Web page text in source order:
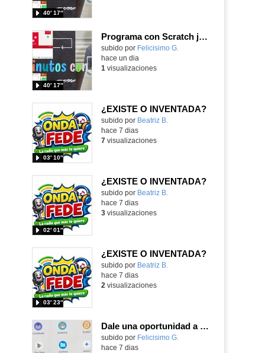
40′ 17″
Programa con Scratch juegos con los partidos del mundial 2026 ganados por España
Contenido educativo.
subido por Felicisimo G.
40′ 17″
hace un dia
1 visualizaciones
¿EXISTE O INVENTADA?
Contenido educativo.
subido por Beatriz B.
03′ 10″
hace 7 dias
7visualizaciones
¿EXISTE O INVENTADA?
Contenido educativo.
subido por Beatriz B.
02′ 01″
hace 7 dias
3visualizaciones
¿EXISTE O INVENTADA?
Contenido educativo.
subido por Beatriz B.
03′ 23″
hace 7 dias
2 visualizaciones
Dale una oportunidad a los Chromebooks y utiliza un proyector para realizar talleres si no tienes pantallas táctiles
Contenido educativo.
subido por Felicisimo G.
hace 7 dias